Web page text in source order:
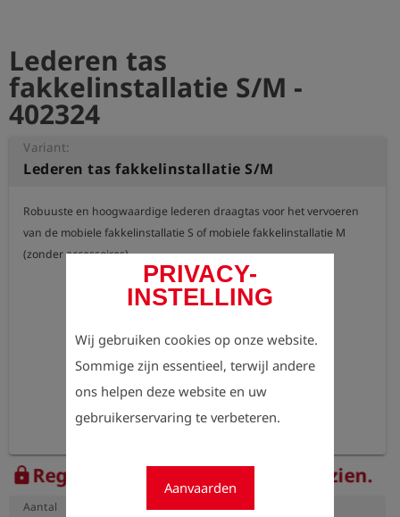
PRIVACY-
INSTELLING
Wij gebruiken cookies op onze website.
Sommige zijn essentieel, terwijl andere
ons helpen deze website en uw
gebruikerservaring te verbeteren.
Aanvaarden
Lederen tas
fakkelinstallatie S/M -
402324
Variant:
Lederen tas fakkelinstallatie S/M
Robuuste en hoogwaardige lederen draagtas voor het vervoeren
van de mobiele fakkelinstallatie S of mobiele fakkelinstallatie M
(zonder accessoires).
lock Registreer nu om de prijzen te zien.
Aantal